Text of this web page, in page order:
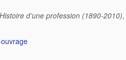
d’une profession (1890-2010)